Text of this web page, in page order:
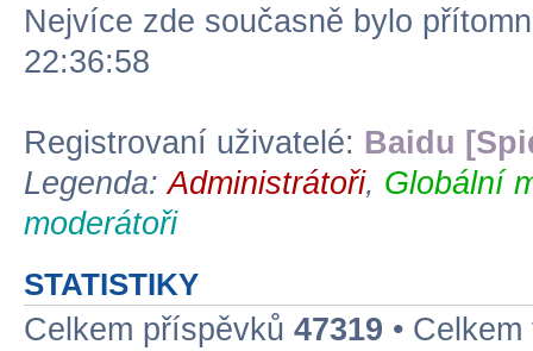
Nejvíce zde současně bylo
22:36:58
Registrovaní uživatelé: Baidu
Legenda:Administrátoři, Globální
moderátoři
STATISTIKY
Celkem příspěvků 47319 •